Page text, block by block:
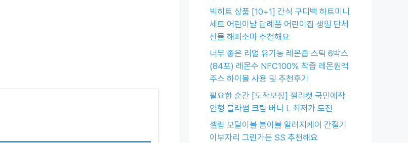
빅히트 상품 [10+1] 간식 구디백 하트미니
세트 어린이날 답례품 어린이집 생일 단체
선물 해피소마 추천해요
너무 좋은 리얼 유기농 레몬즙 스틱 6박스
(84포) 레몬수 NFC100% 착즙 레몬원액
주스 하이볼 사용 및 추천후기
필요한 순간 [도착보장] 젤리캣 국민애착
인형 블라썸 크림 버니 L 최저가 도전
셀럽 모달이불 봄이불 알러지케어 간절기
이부자리 그린가든 SS 추천해요